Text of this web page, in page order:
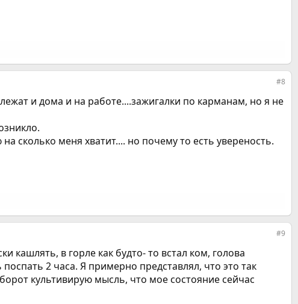
#8
и дома и на работе....зажигалки по карманам, но я не
сколько меня хватит.... но почему то есть увереность.
#9
кашлять, в горле как будто- то встал ком, голова
2 часа. Я примерно представлял, что это так
культивирую мысль, что мое состояние сейчас